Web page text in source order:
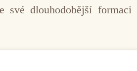
své dlouhodobější